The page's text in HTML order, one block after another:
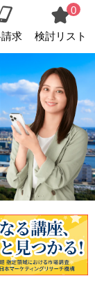
求
0
検討リスト